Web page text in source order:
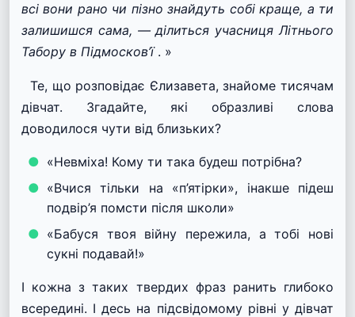
всі вони рано чи пізно знайдуть собі краще, а ти
залишишся сама, — ділиться учасниця Літнього
Табору в Підмосков’ї. »
Те, що розповідає Єлизавета, знайоме тисячам
дівчат. Згадайте, які образливі слова
доводилося чути від близьких?
«Невміха! Кому ти така будеш потрібна?
«Вчися тільки на «п’ятірки», інакше підеш
подвір’я помсти після школи»
«Бабуся твоя війну пережила, а тобі нові
сукні подавай!»
І кожна з таких твердих фраз ранить глибоко
всередині. І десь на підсвідомому рівні у дівчат